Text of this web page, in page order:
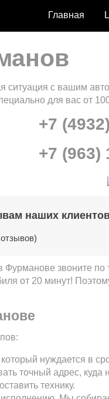
Главная
ситуация с вашим
для вас от
+7
+7 (963)
наших
Фурманове звоните
от 20 минут!
нуждается в
точный адрес,
технику.